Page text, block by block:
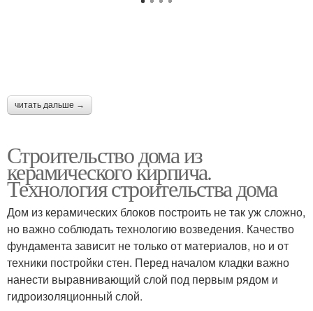
читать дальше →
Строительство дома из
керамического кирпича.
Технология строительства дома
Дом из керамических блоков построить не так уж сложно,
но важно соблюдать технологию возведения. Качество
фундамента зависит не только от материалов, но и от
техники постройки стен. Перед началом кладки важно
нанести выравнивающий слой под первым рядом и
гидроизоляционный слой.